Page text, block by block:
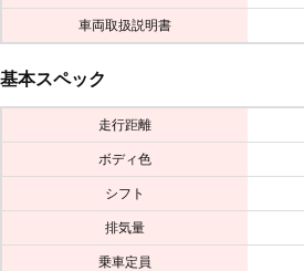
車両取扱説明書
基本スペック
走行距離
ボディ色
シフト
排気量
乗車定員